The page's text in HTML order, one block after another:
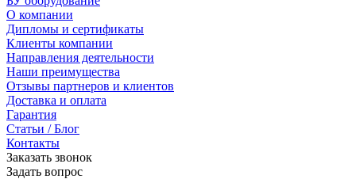
О компании
Дипломы и сертификаты
Клиенты компании
Направления деятельности
Наши преимущества
Отзывы партнеров и клиентов
Доставка и оплата
Гарантия
Статьи / Блог
Контакты
Заказать звонок
Задать вопрос